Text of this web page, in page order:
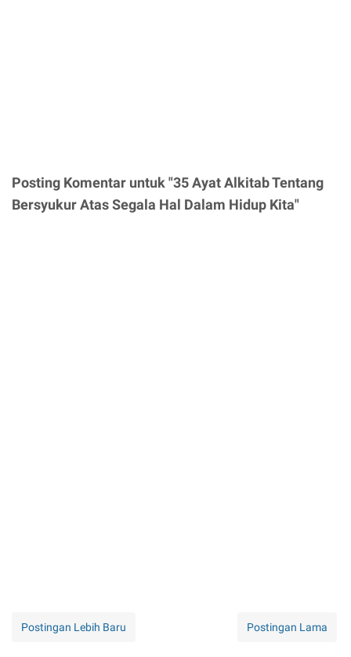
Posting Komentar untuk "35 Ayat Alkitab Tentang
Bersyukur Atas Segala Hal Dalam Hidup Kita"
Postingan Lebih Baru Postingan Lama